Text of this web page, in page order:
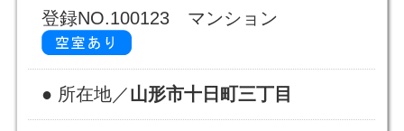
登録NO.100123 マンション
● 所在地／山形市十日町三丁目